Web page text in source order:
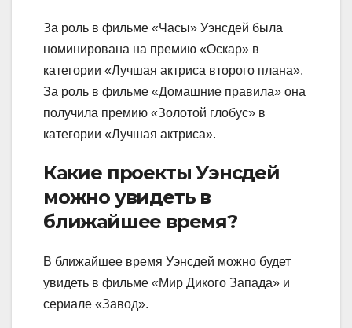
За роль в фильме «Часы» Уэнсдей была
номинирована на премию «Оскар» в
категории «Лучшая актриса второго плана».
За роль в фильме «Домашние правила» она
получила премию «Золотой глобус» в
категории «Лучшая актриса».
Какие проекты Уэнсдей
можно увидеть в
ближайшее время?
В ближайшее время Уэнсдей можно будет
увидеть в фильме «Мир Дикого Запада» и
сериале «Завод».